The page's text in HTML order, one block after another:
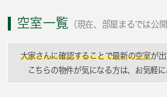
空室一覧 （現在、部屋まるでは公
大家さんに確認することで最新の空室が出
こちらの物件が気になる方は、お気軽